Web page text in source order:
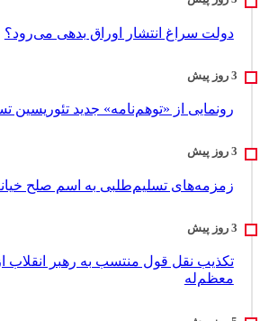
دولت سراغ انتشار اوراق بدهی می‌رود؟
رونمایی از «توهم‌نامه» جدید تئور‌یسین
زمزمه‌های تسلیم‌طلبی به اسم صلح
تکذیب نقل قول منتسب به رهبر انقلاب
معظم‌له